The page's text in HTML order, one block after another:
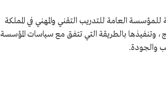
للمؤسسة العامة للتدريب التقني والمهني في المملكة
وتنفيذها بالطريقة التي تتفق مع سياسات المؤسسة
والجودة.